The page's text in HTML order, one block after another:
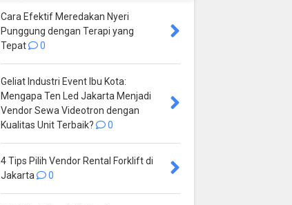
Cara Efektif Meredakan Nyeri
Punggung dengan Terapi yang
Tepat
0
Geliat Industri Event Ibu Kota:
Mengapa Ten Led Jakarta Menjadi
Vendor Sewa Videotron dengan
Kualitas Unit Terbaik?
0
4 Tips Pilih Vendor Rental Forklift di
Jakarta
0